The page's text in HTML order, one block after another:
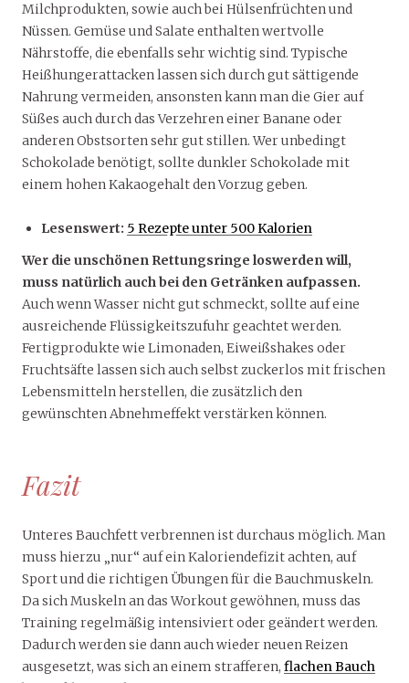
Milchprodukten, sowie auch bei Hülsenfrüchten und
Nüssen. Gemüse und Salate enthalten wertvolle
Nährstoffe, die ebenfalls sehr wichtig sind. Typische
Heißhungerattacken lassen sich durch gut sättigende
Nahrung vermeiden, ansonsten kann man die Gier auf
Süßes auch durch das Verzehren einer Banane oder
anderen Obstsorten sehr gut stillen. Wer unbedingt
Schokolade benötigt, sollte dunkler Schokolade mit
einem hohen Kakaogehalt den Vorzug geben.
Lesenswert: 5 Rezepte unter 500 Kalorien
Wer die unschönen Rettungsringe loswerden will,
muss natürlich auch bei den Getränken aufpassen.
Auch wenn Wasser nicht gut schmeckt, sollte auf eine
ausreichende Flüssigkeitszufuhr geachtet werden.
Fertigprodukte wie Limonaden, Eiweißshakes oder
Fruchtsäfte lassen sich auch selbst zuckerlos mit frischen
Lebensmitteln herstellen, die zusätzlich den
gewünschten Abnehmeffekt verstärken können.
Fazit
Unteres Bauchfett verbrennen ist durchaus möglich. Man
muss hierzu „nur“ auf ein Kaloriendefizit achten, auf
Sport und die richtigen Übungen für die Bauchmuskeln.
Da sich Muskeln an das Workout gewöhnen, muss das
Training regelmäßig intensiviert oder geändert werden.
Dadurch werden sie dann auch wieder neuen Reizen
ausgesetzt, was sich an einem strafferen, flachen Bauch